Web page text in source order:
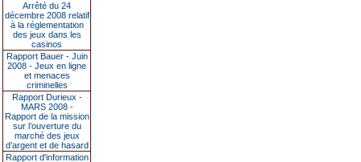
Arrêté du 24
décembre 2008 relatif
à la réglementation
des jeux dans les
casinos
Rapport Bauer - Juin
2008 - Jeux en ligne
et menaces
criminelles
Rapport Durieux -
MARS 2008 -
Rapport de la mission
sur l’ouverture du
marché des jeux
d’argent et de hasard
Rapport d'information